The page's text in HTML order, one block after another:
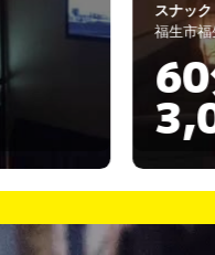
パブ 夢
福生市